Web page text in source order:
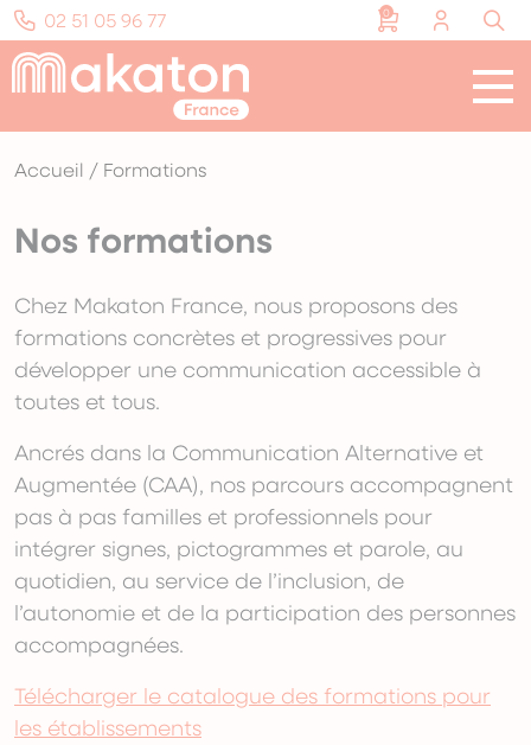
02 51 05 96 77 0
Accueil / Formations
Nos formations
Chez Makaton France, nous proposons des
formations concrètes et progressives pour
développer une communication accessible à
toutes et tous.
Ancrés dans la Communication Alternative et
Augmentée (CAA), nos parcours accompagnent
pas à pas familles et professionnels pour
intégrer signes, pictogrammes et parole, au
quotidien, au service de l’inclusion, de
l’autonomie et de la participation des personnes
accompagnées.
Télécharger le catalogue des formations pour
les établissements
Notre mission
Nos formations
Ressources et supports
Panneau de gestion des cookies